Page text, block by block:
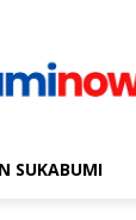
SUKABUMI